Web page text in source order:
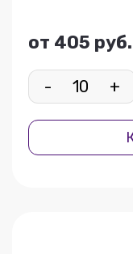
от 405 руб.
- +